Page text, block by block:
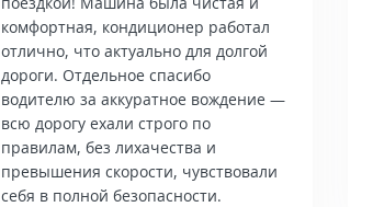
комфортная, кондиционер работал
отлично, что актуально для долгой
дороги. Отдельное спасибо
водителю за аккуратное вождение —
всю дорогу ехали строго по
правилам, без лихачества и
превышения скорости, чувствовали
себя в полной безопасности.